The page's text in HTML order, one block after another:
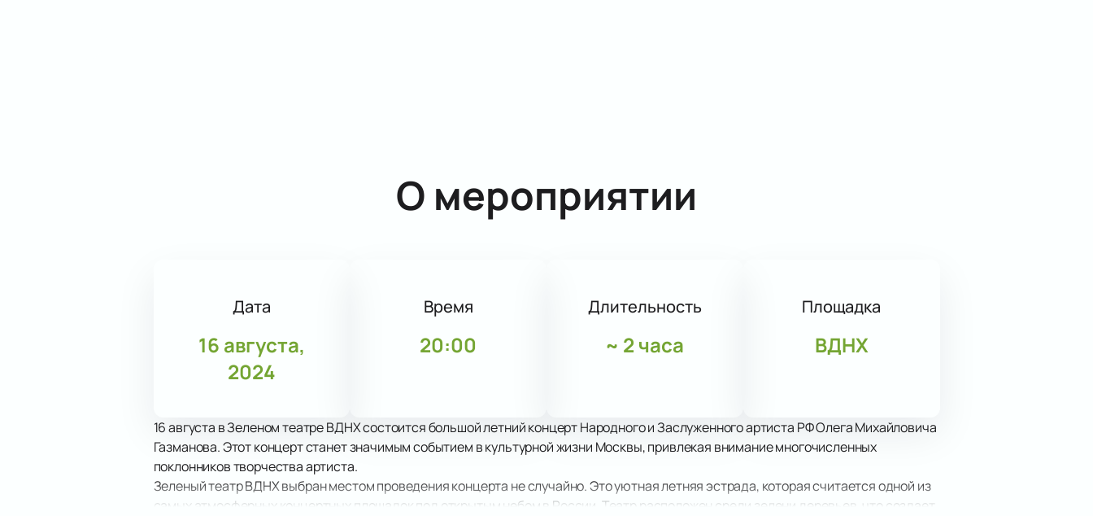
О мероприятии
Дата
16 августа,
2024
Время
20:00
Длительность
~ 2 часа
Площадка
ВДНХ
16 августа в Зеленом театре ВДНХ состоится большой летний концерт Народного и Заслуженного артиста РФ Олега Михайловича
Газманова. Этот концерт станет значимым событием в культурной жизни Москвы, привлекая внимание многочисленных
поклонников творчества артиста.
Зеленый театр ВДНХ выбран местом проведения концерта не случайно. Это уютная летняя эстрада, которая считается одной из
самых атмосферных концертных площадок под открытым небом в России. Театр расположен среди зелени деревьев, что создает